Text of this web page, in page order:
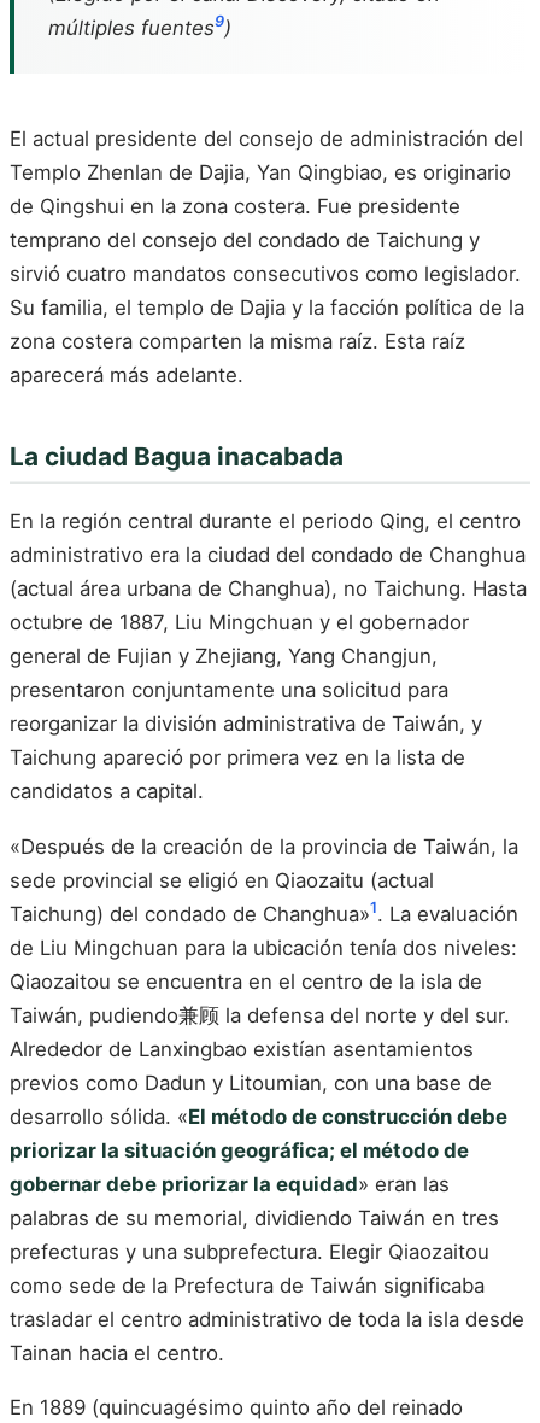
múltiples fuentes9)
El actual presidente del consejo de administración del
Templo Zhenlan de Dajia, Yan Qingbiao, es originario
de Qingshui en la zona costera. Fue presidente
temprano del consejo del condado de Taichung y
sirvió cuatro mandatos consecutivos como legislador.
Su familia, el templo de Dajia y la facción política de la
zona costera comparten la misma raíz. Esta raíz
aparecerá más adelante.
La ciudad Bagua inacabada
En la región central durante el periodo Qing, el centro
administrativo era la ciudad del condado de Changhua
(actual área urbana de Changhua), no Taichung. Hasta
octubre de 1887, Liu Mingchuan y el gobernador
general de Fujian y Zhejiang, Yang Changjun,
presentaron conjuntamente una solicitud para
reorganizar la división administrativa de Taiwán, y
Taichung apareció por primera vez en la lista de
candidatos a capital.
«Después de la creación de la provincia de Taiwán, la
sede provincial se eligió en Qiaozaitu (actual
Taichung) del condado de Changhua»1. La evaluación
de Liu Mingchuan para la ubicación tenía dos niveles:
Qiaozaitou se encuentra en el centro de la isla de
Taiwán, pudiendo兼顾 la defensa del norte y del sur.
Alrededor de Lanxingbao existían asentamientos
previos como Dadun y Litoumian, con una base de
desarrollo sólida. «El método de construcción debe
priorizar la situación geográfica; el método de
gobernar debe priorizar la equidad» eran las
palabras de su memorial, dividiendo Taiwán en tres
prefecturas y una subprefectura. Elegir Qiaozaitou
como sede de la Prefectura de Taiwán significaba
trasladar el centro administrativo de toda la isla desde
Tainan hacia el centro.
En 1889 (quincuagésimo quinto año del reinado